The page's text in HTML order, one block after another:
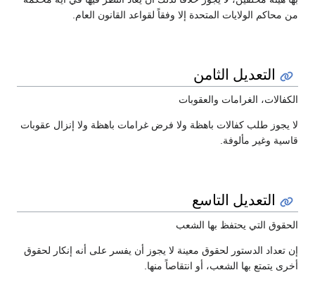
من محاكم الولايات المتحدة إلا وفقاً لقواعد القانون العام.
التعديل الثامن
الكفالات، الغرامات والعقوبات
لا يجوز طلب كفالات باهظة ولا فرض غرامات باهظة ولا إنزال عقوبات
قاسية وغير مألوفة.
التعديل التاسع
الحقوق التي يحتفظ بها الشعب
إن تعداد الدستور لحقوق معينة لا يجوز أن يفسر على أنه إنكار لحقوق
أخرى يتمتع بها الشعب، أو انتقاصاً منها.